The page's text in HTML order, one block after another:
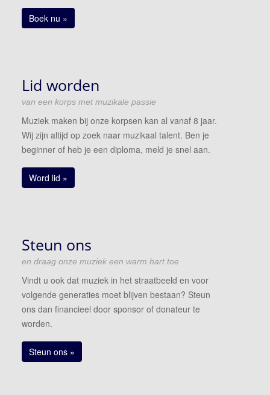
Boek nu »
Lid worden
van een korps met muzikale passie
Muziek maken bij onze korpsen kan al vanaf 8 jaar.
Wij zijn altijd op zoek naar muzikaal talent. Ben je
beginner of heb je een diploma, meld je snel aan.
Word lid »
Steun ons
en draag onze muziek een warm hart toe
Vindt u ook dat muziek in het straatbeeld en voor
volgende generaties moet blijven bestaan? Steun
ons dan financieel door sponsor of donateur te
worden.
Steun ons »